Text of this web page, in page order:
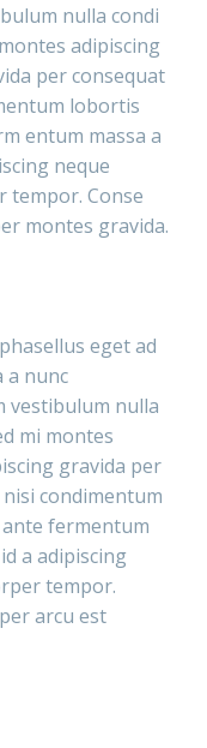
nulla condi
adipiscing
per consequat
lobortis
entum massa a
neque
tempor. Conse
montes gravida.
eget ad
a nunc
vestibulum nulla
mi montes
gravida per
condimentum
fermentum
a adipiscing
tempor.
arcu est